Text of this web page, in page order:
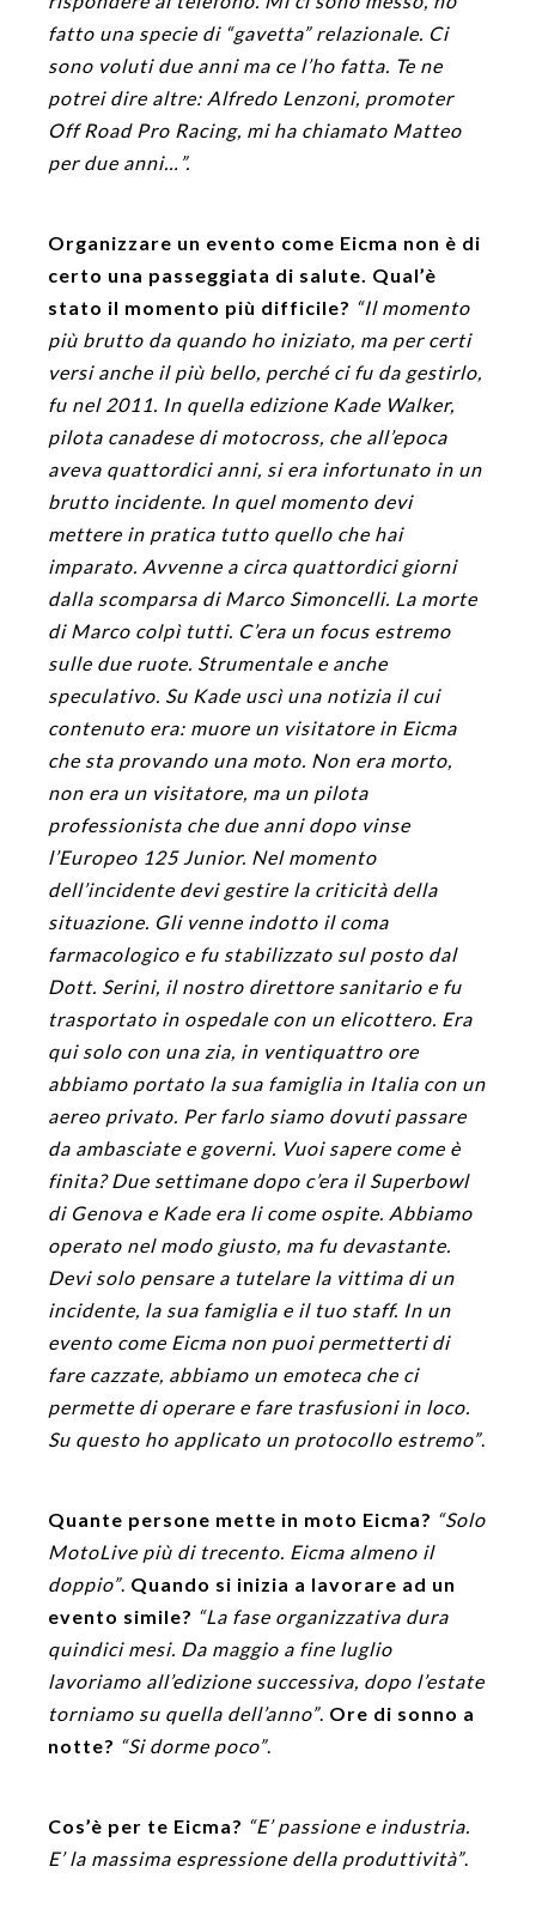
fatto una specie di “gavetta” relazionale. Ci
sono voluti due anni ma ce l’ho fatta. Te ne
potrei dire altre: Alfredo Lenzoni, promoter
Off Road Pro Racing, mi ha chiamato Matteo
per due anni…”.
Organizzare un evento come Eicma non è di
certo una passeggiata di salute. Qual’è
stato il momento più difficile? “Il momento
più brutto da quando ho iniziato, ma per certi
versi anche il più bello, perché ci fu da gestirlo,
fu nel 2011. In quella edizione Kade Walker,
pilota canadese di motocross, che all’epoca
aveva quattordici anni, si era infortunato in un
brutto incidente. In quel momento devi
mettere in pratica tutto quello che hai
imparato. Avvenne a circa quattordici giorni
dalla scomparsa di Marco Simoncelli. La morte
di Marco colpì tutti. C’era un focus estremo
sulle due ruote. Strumentale e anche
speculativo. Su Kade uscì una notizia il cui
contenuto era: muore un visitatore in Eicma
che sta provando una moto. Non era morto,
non era un visitatore, ma un pilota
professionista che due anni dopo vinse
l’Europeo 125 Junior. Nel momento
dell’incidente devi gestire la criticità della
situazione. Gli venne indotto il coma
farmacologico e fu stabilizzato sul posto dal
Dott. Serini, il nostro direttore sanitario e fu
trasportato in ospedale con un elicottero. Era
qui solo con una zia, in ventiquattro ore
abbiamo portato la sua famiglia in Italia con un
aereo privato. Per farlo siamo dovuti passare
da ambasciate e governi. Vuoi sapere come è
finita? Due settimane dopo c’era il Superbowl
di Genova e Kade era li come ospite. Abbiamo
operato nel modo giusto, ma fu devastante.
Devi solo pensare a tutelare la vittima di un
incidente, la sua famiglia e il tuo staff. In un
evento come Eicma non puoi permetterti di
fare cazzate, abbiamo un emoteca che ci
permette di operare e fare trasfusioni in loco.
Su questo ho applicato un protocollo estremo”.
Quante persone mette in moto Eicma? “Solo
MotoLive più di trecento. Eicma almeno il
doppio”. Quando si inizia a lavorare ad un
evento simile? “La fase organizzativa dura
quindici mesi. Da maggio a fine luglio
lavoriamo all’edizione successiva, dopo l’estate
torniamo su quella dell’anno”. Ore di sonno a
notte? “Si dorme poco”.
Cos’è per te Eicma? “E’ passione e industria.
E’ la massima espressione della produttività”.